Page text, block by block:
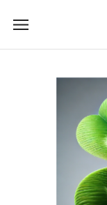
메